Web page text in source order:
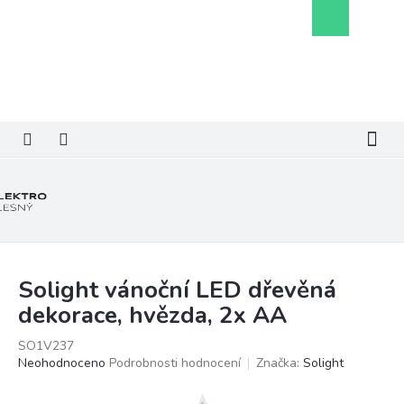
košík
Solight vánoční LED dřevěná
dekorace, hvězda, 2x AA
SO1V237
Průměrné
Neohodnoceno Podrobnosti hodnocení Značka: Solight